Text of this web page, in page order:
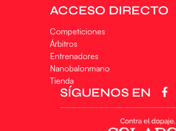
ACCESO DIRECTO
Competiciones
Árbitros
Entrenadores
Nanobalonmano
Tienda
SÍGUENOS EN